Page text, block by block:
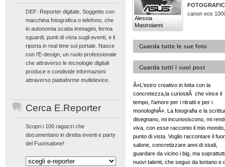
DEF: Reporter digitale. Soggetto con
macchina fotografica o telefono, che
in autonomia scatta immagini, ferma
sguardi, punti di vista sugli eventi, e li
riporta in real time sul portale. Nasce
con l’E-design, un ruolo professionale
che attraverso le tecnologie digitali
produce e condivide informazioni
attraverso piattaforme multidevice.
Cerca E.Reporter
Scopri i 100 ragazzi che
documentano in diretta eventi e party
del Fuorisalone!
Alessia
Mastroianni
canon eos
Â«L'estro creativo in lotta con la
concretezza,la curiositÃ che vince il
tempo, l'amore per i ritratti e per i
monologhiÂ». La fotografia e la
disegnano, mi incuriosiscono, mi
viva, con esse racconto il mio
punto di vista. Voglio raccontare il
salone, concretizzare anni di studi,
guardare da vicino i big, ma
nuovi talenti, che seguo da lontano e